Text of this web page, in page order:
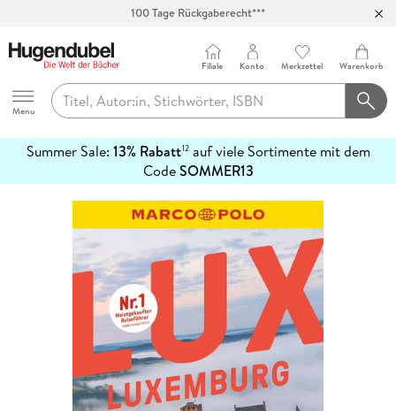
100 Tage Rückgaberecht***
Hugendubel
Menu
Filiale Konto Merkzettel Warenkorb
Summer Sale: 13% Rabatt12auf viele Sortimente mit dem
CodeSOMMER13
erfahren